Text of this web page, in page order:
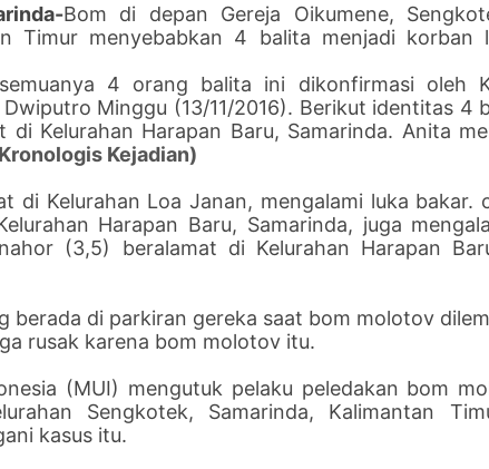
Bom di depan Gereja Oikumene,
Timur menyebabkan 4 balita menjadi korban
4 orang balita ini dikonfirmasi oleh
Minggu (13/11/2016). Berikut identitas 4
Kelurahan Harapan Baru, Samarinda. Anita
Kejadian)
di Kelurahan Loa Janan, mengalami luka bakar.
Harapan Baru, Samarinda, juga
(3,5) beralamat di Kelurahan Harapan
berada di parkiran gereka saat bom molotov
rusak karena bom molotov itu.
(MUI) mengutuk pelaku peledakan bom
Sengkotek, Samarinda, Kalimantan
kasus itu.